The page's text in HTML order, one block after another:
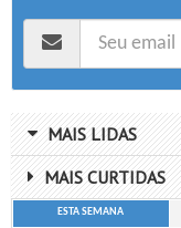
MAIS LIDAS
MAIS CURTIDAS
ESTA SEMANA